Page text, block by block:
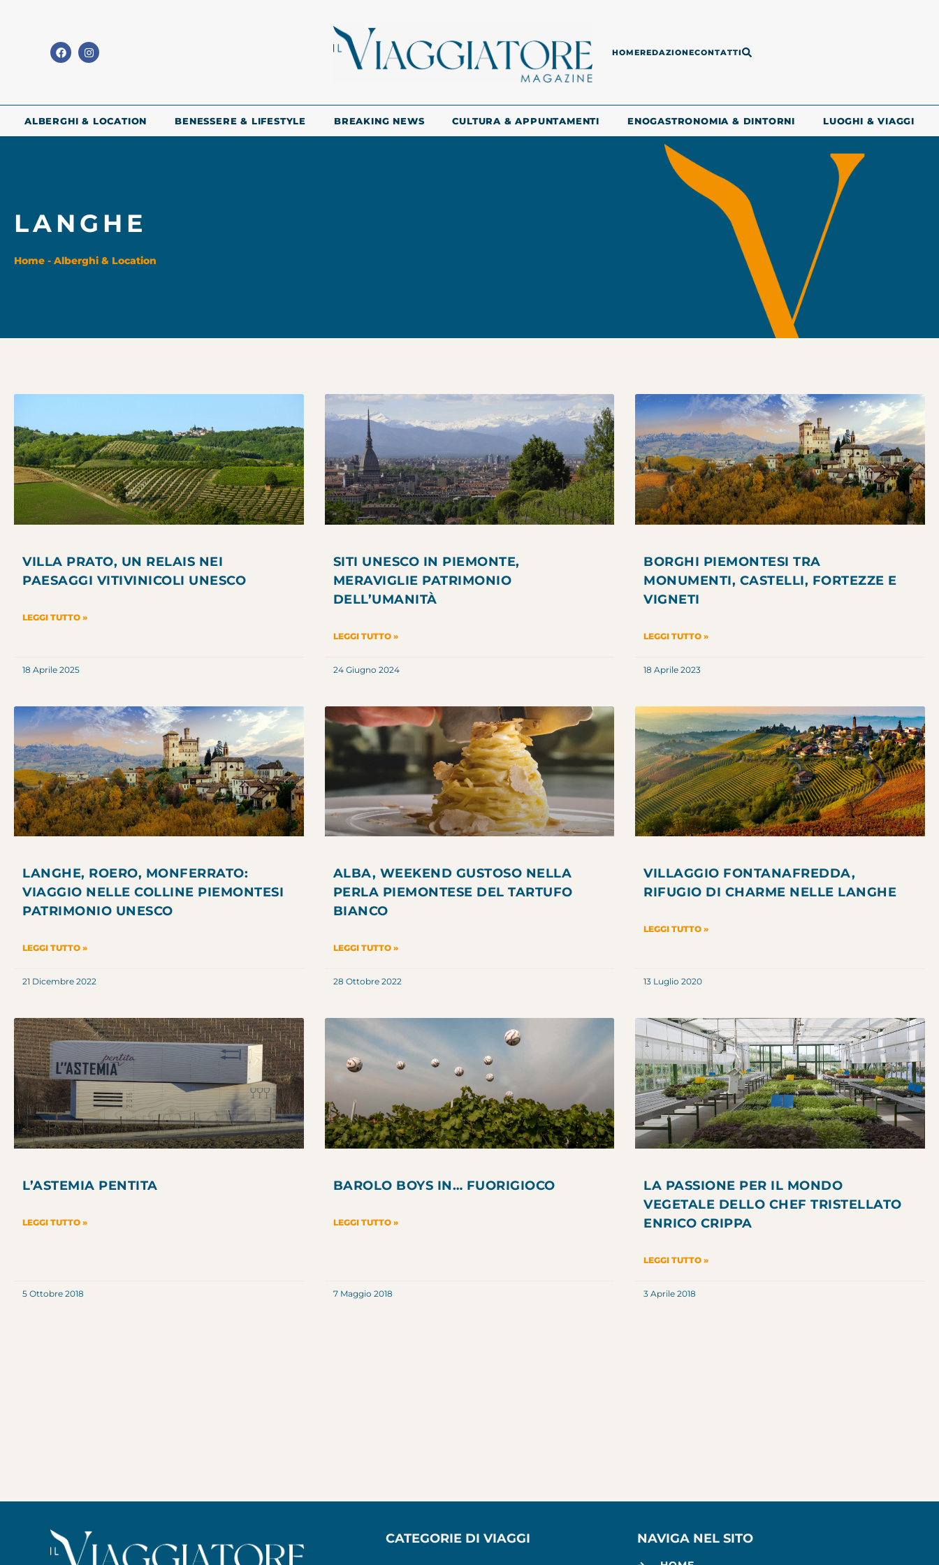
HOMEREDAZIONECONTATTI
ALBERGHI & LOCATION BENESSERE & LIFESTYLE BREAKING NEWS CULTURA & APPUNTAMENTI ENOGASTRONOMIA & DINTORNI LUOGHI & VIAGGI
LANGHE
Home - Alberghi & Location
VILLA PRATO, UN RELAIS NEI
PAESAGGI VITIVINICOLI UNESCO
LEGGI TUTTO »
18 Aprile 2025
SITI UNESCO IN PIEMONTE,
MERAVIGLIE PATRIMONIO
DELL’UMANITÀ
LEGGI TUTTO »
24 Giugno 2024
BORGHI PIEMONTESI TRA
MONUMENTI, CASTELLI, FORTEZZE E
VIGNETI
LEGGI TUTTO »
18 Aprile 2023
LANGHE, ROERO, MONFERRATO:
VIAGGIO NELLE COLLINE PIEMONTESI
PATRIMONIO UNESCO
LEGGI TUTTO »
21 Dicembre 2022
ALBA, WEEKEND GUSTOSO NELLA
PERLA PIEMONTESE DEL TARTUFO
BIANCO
LEGGI TUTTO »
28 Ottobre 2022
VILLAGGIO FONTANAFREDDA,
RIFUGIO DI CHARME NELLE LANGHE
LEGGI TUTTO »
13 Luglio 2020
L’ASTEMIA PENTITA
LEGGI TUTTO »
5 Ottobre 2018
BAROLO BOYS IN… FUORIGIOCO
LEGGI TUTTO »
7 Maggio 2018
LA PASSIONE PER IL MONDO
VEGETALE DELLO CHEF TRISTELLATO
ENRICO CRIPPA
LEGGI TUTTO »
3 Aprile 2018
CATEGORIE DI VIAGGI NAVIGA NEL SITO